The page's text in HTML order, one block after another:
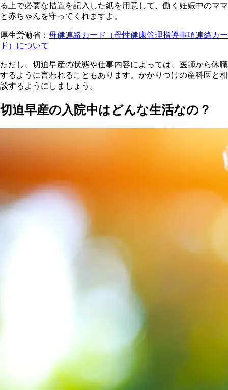
る上で必要な措置を記入した紙を用意して、働く妊娠中のママ
と赤ちゃんを守ってくれますよ。
厚生労働省： 母健連絡カード（母性健康管理指導事項連絡カー
ド）について
ただし、切迫早産の状態や仕事内容によっては、医師から休職
するように言われることもあります。かかりつけの産科医と相
談するようにしましょう。
切迫早産の入院中はどんな生活なの？